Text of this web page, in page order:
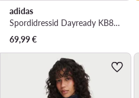
adidas
Spordidressid Dayready KB8162 Helebeež Regular Fit
69,99€